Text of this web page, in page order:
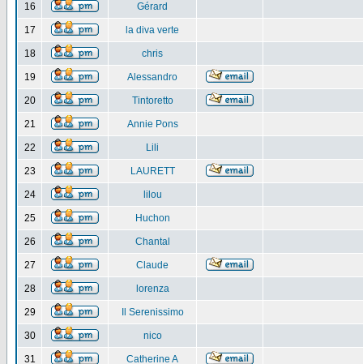
16 Gérard
17 la diva verte
18 chris
19 Alessandro
20 Tintoretto
21 Annie Pons
22 Lili
23 LAURETT
24 lilou
25 Huchon
26 Chantal
27 Claude
28 lorenza
29 Il Serenissimo
30 nico
31 Catherine A